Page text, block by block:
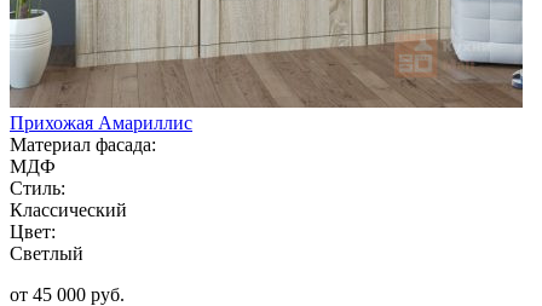
Прихожая Амариллис
Материал фасада:
МДФ
Стиль:
Классический
Цвет:
Светлый
от 45 000 руб.